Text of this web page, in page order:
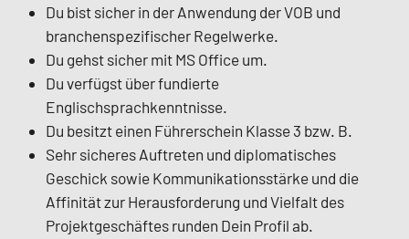
Du bist sicher in der Anwendung der VOB und
branchenspezifischer Regelwerke.
Du gehst sicher mit MS Office um.
Du verfügst über fundierte
Englischsprachkenntnisse.
Du besitzt einen Führerschein Klasse 3 bzw. B.
Sehr sicheres Auftreten und diplomatisches
Geschick sowie Kommunikationsstärke und die
Affinität zur Herausforderung und Vielfalt des
Projektgeschäftes runden Dein Profil ab.